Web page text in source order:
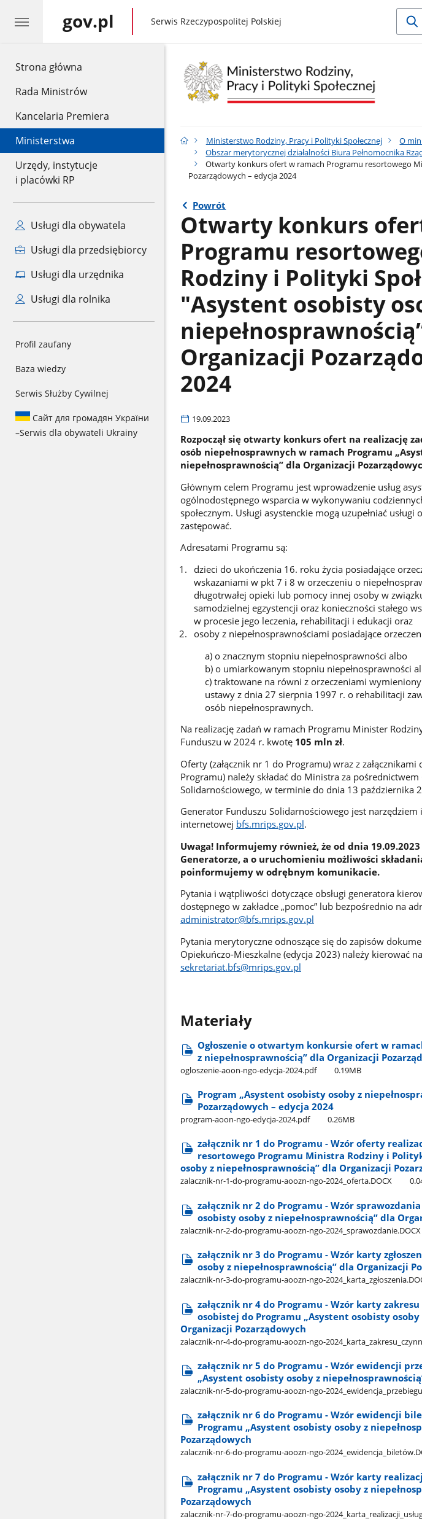
Strona główna
Rada Ministrów
Kancelaria Premiera
Ministerstwa
Urzędy, instytucje
i placówki RP
Usługi dla obywatela
Usługi dla przedsiębiorcy
Usługi dla urzędnika
Usługi dla rolnika
Profil zaufany
Baza wiedzy
Serwis Służby Cywilnej
Сайт для громадян України
–Serwis dla obywateli Ukrainy
gov.pl gov.pl
Serwis Rzeczypospolitej Polskiej
Ministerstwo Rodziny, Pracy i Polityki Społecznej O
Obszar merytorycznej działalności Biura Pełnomocnika
Otwarty konkurs ofert w ramach Programu resortowego
Pozarządowych – edycja 2024
Powrót
Otwarty konkurs
Programu
Rodziny i Polityki
"Asystent osobisty
Organizacji
2024
19.09.2023
Rozpoczął się otwarty konkurs ofert na realizację
osób niepełnosprawnych w ramach Programu
niepełnosprawnością” dla Organizacji
Głównym celem Programu jest wprowadzenie usług
ogólnodostępnego wsparcia w wykonywaniu
społecznym. Usługi asystenckie mogą uzupełniać
zastępować.
Adresatami Programu są:
dzieci do ukończenia 16. roku życia posiadające
wskazaniami w pkt 7 i 8 w orzeczeniu o
długotrwałej opieki lub pomocy innej osoby w
samodzielnej egzystencji oraz konieczności stałego
w procesie jego leczenia, rehabilitacji i edukacji oraz
osoby z niepełnosprawnościami posiadające
a) o znacznym stopniu niepełnosprawności albo
b) o umiarkowanym stopniu niepełnosprawności
c) traktowane na równi z orzeczeniami
ustawy z dnia 27 sierpnia 1997 r. o rehabilitacji
osób niepełnosprawnych.
Na realizację zadań w ramach Programu Minister
Funduszu w 2024 r. kwotę 105 mln zł.
Oferty (załącznik nr 1 do Programu) wraz z
Programu) należy składać do Ministra za
Solidarnościowego, w terminie do dnia 13 października
Generator Funduszu Solidarnościowego jest
internetowej bfs.mrips.gov.pl.
Uwaga! Informujemy również, że od dnia
Generatorze, a o uruchomieniu możliwości
poinformujemy w odrębnym komunikacie.
Pytania i wątpliwości dotyczące obsługi generatora
dostępnego w zakładce „pomoc” lub bezpośrednio na
administrator@bfs.mrips.gov.pl
Pytania merytoryczne odnoszące się do zapisów
Opiekuńczo-Mieszkalne (edycja 2023) należy kierować
sekretariat.bfs@mrips.gov.pl
Materiały
Ogłoszenie o otwartym konkursie ofert w
z niepełnosprawnością” dla Organizacji
ogloszenie-aoon-ngo-edycja-2024.pdf 0.19MB
Program „Asystent osobisty osoby z
Pozarządowych – edycja 2024
program-aoon-ngo-edycja-2024.pdf 0.26MB
załącznik nr 1 do Programu - Wzór oferty
resortowego Programu Ministra Rodziny i
osoby z niepełnosprawnością” dla Organizacji
zalacznik-nr-1-do-programu-aoozn-ngo-2024​_oferta.DOCX
załącznik nr 2 do Programu - Wzór
osobisty osoby z niepełnosprawnością” dla
zalacznik-nr-2-do-programu-aoozn-ngo-2024​_sprawozdanie.DOCX
załącznik nr 3 do Programu - Wzór karty
osoby z niepełnosprawnością” dla Organizacji
zalacznik-nr-3-do-programu-aoozn-ngo-
załącznik nr 4 do Programu - Wzór karty
osobistej do Programu „Asystent osobisty
Organizacji Pozarządowych
zalacznik-nr-4-do-programu-aoozn-ngo-
załącznik nr 5 do Programu - Wzór ewidencji
„Asystent osobisty osoby z
zalacznik-nr-5-do-programu-aoozn-ngo-
załącznik nr 6 do Programu - Wzór ewidencji
Programu „Asystent osobisty osoby z
Pozarządowych
zalacznik-nr-6-do-programu-aoozn-ngo-
załącznik nr 7 do Programu - Wzór karty
Programu „Asystent osobisty osoby z
Pozarządowych
zalacznik-nr-7-do-programu-aoozn-ngo-